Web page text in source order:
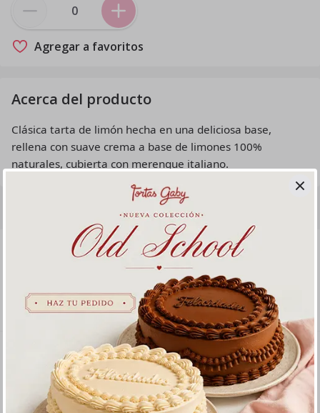
Agregar a favoritos
Acerca del producto
Clásica tarta de limón hecha en una deliciosa base,
rellena con suave crema a base de limones 100%
naturales, cubierta con merengue italiano.
Productos relacionados
Torta Carlota (Torta Helada)
Pye de Arándanos
8 porciones
S/ 60.00